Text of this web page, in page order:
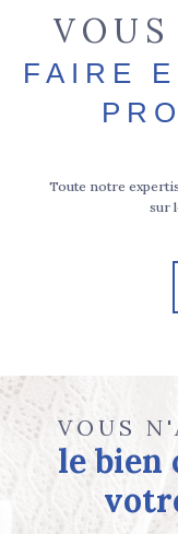
FAIRE
Toute notre
sur
VOUS
le bien